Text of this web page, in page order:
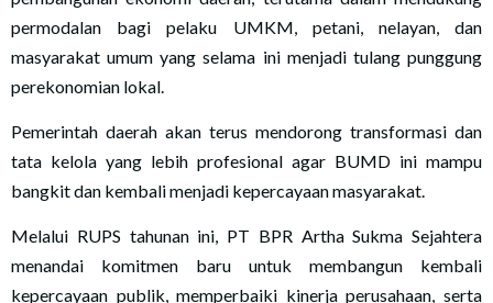
permodalan bagi pelaku UMKM, petani, nelayan, dan
masyarakat umum yang selama ini menjadi tulang punggung
perekonomian lokal.
Pemerintah daerah akan terus mendorong transformasi dan
tata kelola yang lebih profesional agar BUMD ini mampu
bangkit dan kembali menjadi kepercayaan masyarakat.
Melalui RUPS tahunan ini, PT BPR Artha Sukma Sejahtera
menandai komitmen baru untuk membangun kembali
kepercayaan publik, memperbaiki kinerja perusahaan, serta